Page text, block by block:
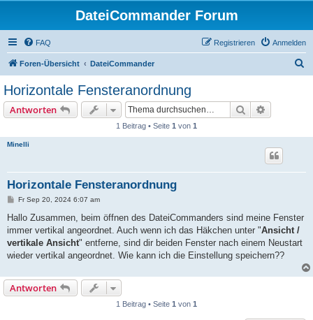
DateiCommander Forum
FAQ Anmelden
Registrieren
Foren-Übersicht DateiCommander
Horizontale Fensteranordnung
Antworten Suche
1 Beitrag • Seite 1 von 1
Minelli
Horizontale Fensteranordnung
B
i
r
a
Fr Sep 20, 2024 6:07 am
Hallo Zusammen, beim öffnen des DateiCommanders sind meine Fenster
immer vertikal angeordnet. Auch wenn ich das Häkchen unter "Ansicht /
vertikale Ansicht" entferne, sind dir beiden Fenster nach einem Neustart
wieder vertikal angeordnet. Wie kann ich die Einstellung speichern??
Antworten
1 Beitrag • Seite 1 von 1